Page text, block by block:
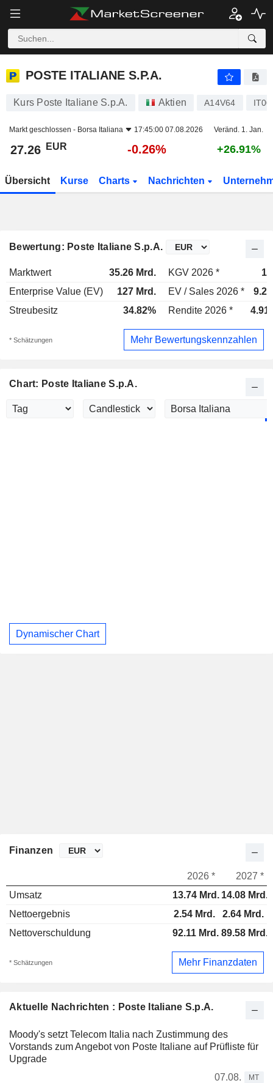
POSTE ITALIANE S.P.A.
POSTE ITALIANE S.P.A.
Kurs Poste Italiane S.p.A. Aktien A14V64
Markt geschlossen - Borsa Italiana 17:45:00 07.08.2026 Veränd. 1. Jan.
27.26 EUR -0.26% +26.91%
Übersicht Kurse Charts Nachrichten
Bewertung: Poste Italiane S.p.A.
Marktwert 35.26 Mrd. KGV 2026 *
Enterprise Value (EV)
127 Mrd. EV / Sales 2026 *
Streubesitz
34.82% Rendite 2026 *
* Schätzungen Mehr Bewertungskennzahlen
Chart: Poste Italiane S.p.A.
Dynamischer Chart
Aktuelle Nachrichten : Poste Italiane S.p.A.
Moody's setzt Telecom Italia nach Zustimmung des
Vorstands zum Angebot von Poste Italiane auf Prüfliste für
Upgrade
07.08.
MT
Finanzen
2026 *
2027 *
Umsatz
13.74 Mrd. 14.08 Mrd.
Nettoergebnis
2.54 Mrd.
2.64 Mrd.
Nettoverschuldung
92.11 Mrd. 89.58 Mrd.
* Schätzungen Mehr Finanzdaten